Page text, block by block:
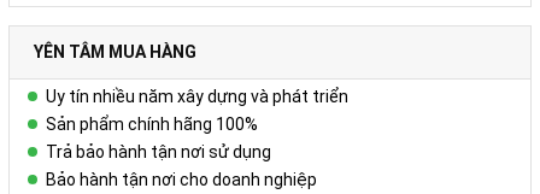
YÊN TÂM MUA HÀNG
Uy tín nhiều năm xây dựng và phát triển
Sản phẩm chính hãng 100%
Trả bảo hành tận nơi sử dụng
Bảo hành tận nơi cho doanh nghiệp